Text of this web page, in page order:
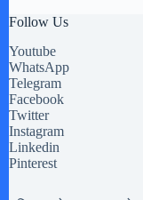
Follow Us
Youtube
WhatsApp
Telegram
Facebook
Twitter
Instagram
Linkedin
Pinterest